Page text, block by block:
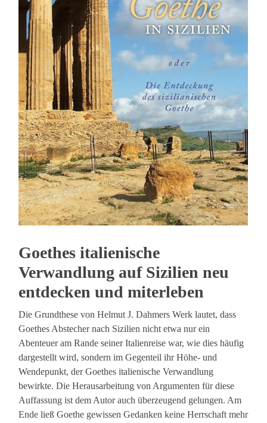
Goethes italienische
Verwandlung auf Sizilien neu
entdecken und miterleben
Die Grundthese von Helmut J. Dahmers Werk lautet, dass
Goethes Abstecher nach Sizilien nicht etwa nur ein
Abenteuer am Rande seiner Italienreise war, wie dies häufig
dargestellt wird, sondern im Gegenteil ihr Höhe- und
Wendepunkt, der Goethes italienische Verwandlung
bewirkte. Die Herausarbeitung von Argumenten für diese
Auffassung ist dem Autor auch überzeugend gelungen. Am
Ende ließ Goethe gewissen Gedanken keine Herrschaft mehr